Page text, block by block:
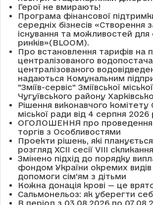
Герої не вмирають!
Програма фінансової
середніх бізнесів «Створення
існування та можливостей для
ринків»(BLOOM).
Про встановлення тарифів на
централізованого
централізованого
надаються Комунальним
"Зміїв-сервіс" Зміївської
Чугуївського району
Рішення виконавчого
міської ради від 4 серпня 2026
ОГОЛОШЕННЯ про проведення
торгів з Особливостями
Проекти рішень, які
розгляд XCII сесії VІІІ скликання
Змінено підхід до порядку
фондом України окремих
допомоги сім'ям з дітьми
Кожна донація крові — це
Сальмонельоз: як уберегти
В період з 03.08.2026 по